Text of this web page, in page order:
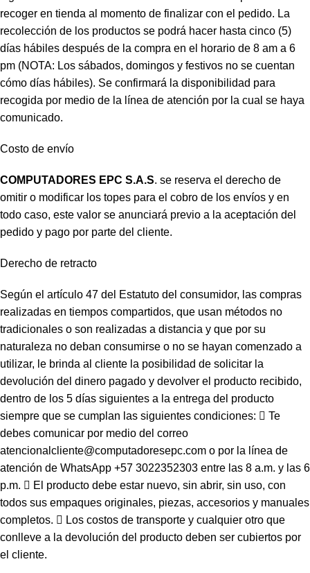
recoger en tienda al momento de finalizar con el pedido. La
recolección de los productos se podrá hacer hasta cinco (5)
días hábiles después de la compra en el horario de 8 am a 6
pm (NOTA: Los sábados, domingos y festivos no se cuentan
cómo días hábiles). Se confirmará la disponibilidad para
recogida por medio de la línea de atención por la cual se haya
comunicado.
Costo de envío
COMPUTADORES EPC S.A.S. se reserva el derecho de
omitir o modificar los topes para el cobro de los envíos y en
todo caso, este valor se anunciará previo a la aceptación del
pedido y pago por parte del cliente.
Derecho de retracto
Según el artículo 47 del Estatuto del consumidor, las compras
realizadas en tiempos compartidos, que usan métodos no
tradicionales o son realizadas a distancia y que por su
naturaleza no deban consumirse o no se hayan comenzado a
utilizar, le brinda al cliente la posibilidad de solicitar la
devolución del dinero pagado y devolver el producto recibido,
dentro de los 5 días siguientes a la entrega del producto
siempre que se cumplan las siguientes condiciones:  Te
debes comunicar por medio del correo
atencionalcliente@computadoresepc.com o por la línea de
atención de WhatsApp +57 3022352303 entre las 8 a.m. y las 6
p.m.  El producto debe estar nuevo, sin abrir, sin uso, con
todos sus empaques originales, piezas, accesorios y manuales
completos.  Los costos de transporte y cualquier otro que
conlleve a la devolución del producto deben ser cubiertos por
el cliente.